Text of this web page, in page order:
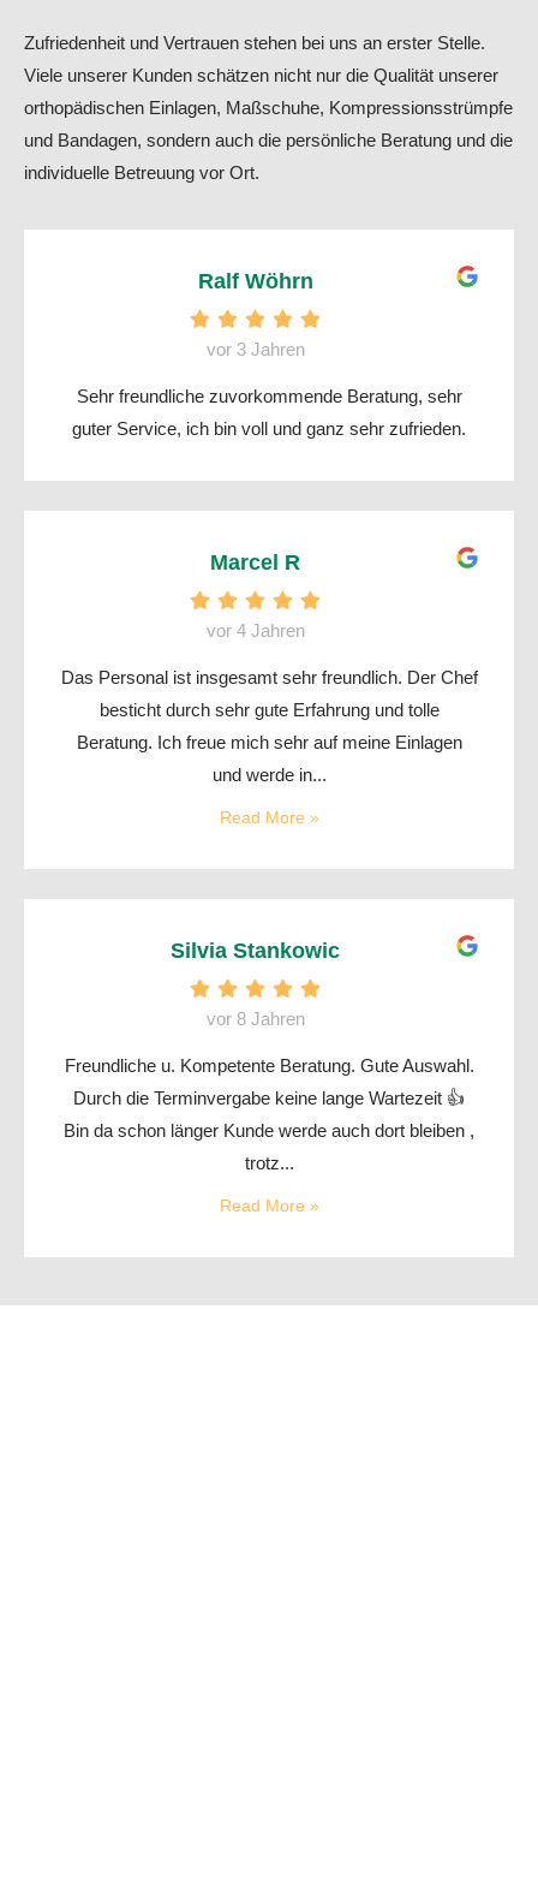
Zufriedenheit und Vertrauen stehen bei uns an erster Stelle.
Viele unserer Kunden schätzen nicht nur die Qualität unserer
orthopädischen Einlagen, Maßschuhe, Kompressionsstrümpfe
und Bandagen, sondern auch die persönliche Beratung und die
individuelle Betreuung vor Ort.
Ralf Wöhrn
vor 3 Jahren
Sehr freundliche zuvorkommende Beratung, sehr
guter Service, ich bin voll und ganz sehr zufrieden.
Marcel R
vor 4 Jahren
Das Personal ist insgesamt sehr freundlich. Der Chef
besticht durch sehr gute Erfahrung und tolle
Beratung. Ich freue mich sehr auf meine Einlagen
und werde in...
Read More »
Silvia Stankowic
vor 8 Jahren
Freundliche u. Kompetente Beratung. Gute Auswahl.
Durch die Terminvergabe keine lange Wartezeit 👍
Bin da schon länger Kunde werde auch dort bleiben ,
trotz...
Read More »